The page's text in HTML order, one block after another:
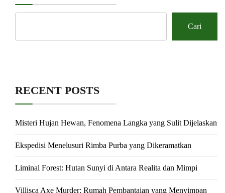
Cari
RECENT POSTS
Misteri Hujan Hewan, Fenomena Langka yang Sulit Dijelaskan
Ekspedisi Menelusuri Rimba Purba yang Dikeramatkan
Liminal Forest: Hutan Sunyi di Antara Realita dan Mimpi
Villisca Axe Murder: Rumah Pembantaian yang Menyimpan